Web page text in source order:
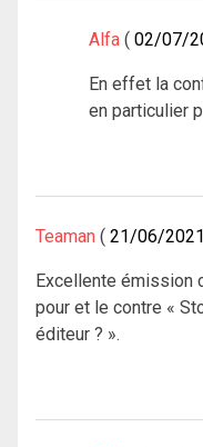
Alfa 02/07/
En effet la
en particulier
Teaman 21/06/
Excellente émission
pour et le contre «
éditeur ? ».